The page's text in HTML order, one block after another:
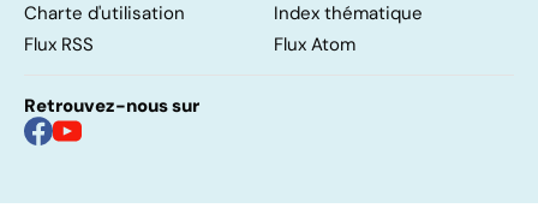
Charte d'utilisation
Index thématique
Flux RSS
Flux Atom
Retrouvez-nous sur